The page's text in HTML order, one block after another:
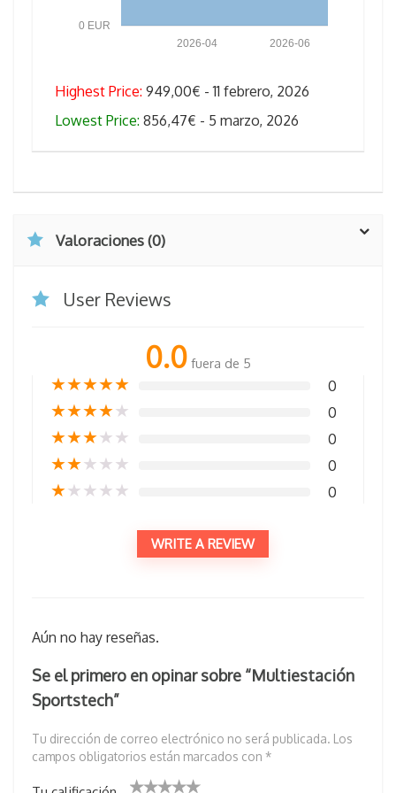
0 EUR
2026-06
2026-04
Highest Price: 949,00€ - 11 febrero, 2026
Lowest Price: 856,47€ - 5 marzo, 2026
Valoraciones (0)
User Reviews
0.0 fuera de 5
★★★★★ 0
★★★★★ 0
★★★★★ 0
★★★★★ 0
★★★★★ 0
WRITE A REVIEW
Aún no hay reseñas.
Se el primero en opinar sobre “Multiestación
Sportstech”
Tu dirección de correo electrónico no será publicada. Los
campos obligatorios están marcados con *